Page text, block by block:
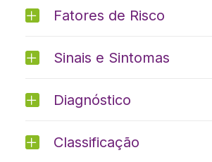
Fatores de Risco
Sinais e Sintomas
Diagnóstico
Classificação